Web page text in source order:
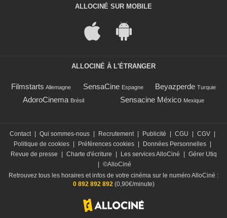
ALLOCINÉ SUR MOBILE
ALLOCINÉ À L'ÉTRANGER
Filmstarts Allemagne SensaCine Espagne Beyazperde Turquie
AdoroCinema Brésil Sensacine México Mexique
Contact Qui sommes-nous Recrutement Publicité CGU CGV
Politique de cookies
Préférences cookies Données Personnelles
Revue de presse
Charte d'écriture Les services AlloCiné
Gérer Utiq
©AlloCiné
Retrouvez tous les horaires et infos de votre cinéma sur le numéro AlloCiné :
0 892 892 892(0,90€/minute)